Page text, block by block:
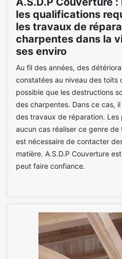
les qualifications
les travaux de
charpentes dans la
ses enviro
Au fil des années, des
constatées au niveau des toits
possible que les destructions
des charpentes. Dans ce cas,
des travaux de réparation. Les
aucun cas réaliser ce genre
est nécessaire de contacter
matière. A.S.D.P Couverture
peut faire confiance.